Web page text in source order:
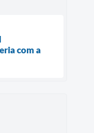
com a